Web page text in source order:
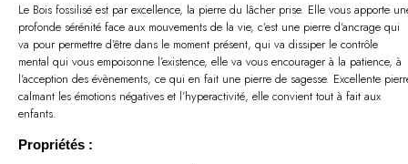
Le Bois fossilisé est par excellence, la pierre du lâcher prise. Elle vous apporte
profonde sérénité face aux mouvements de la vie, c’est une pierre d’ancrage qui
va pour permettre d’être dans le moment présent, qui va dissiper le contrôle
mental qui vous empoisonne l’existence, elle va vous encourager à la patience, à
l’acception des évènements, ce qui en fait une pierre de sagesse. Excellente
calmant les émotions négatives et l’hyperactivité, elle convient tout à fait aux
enfants.
Propriétés :